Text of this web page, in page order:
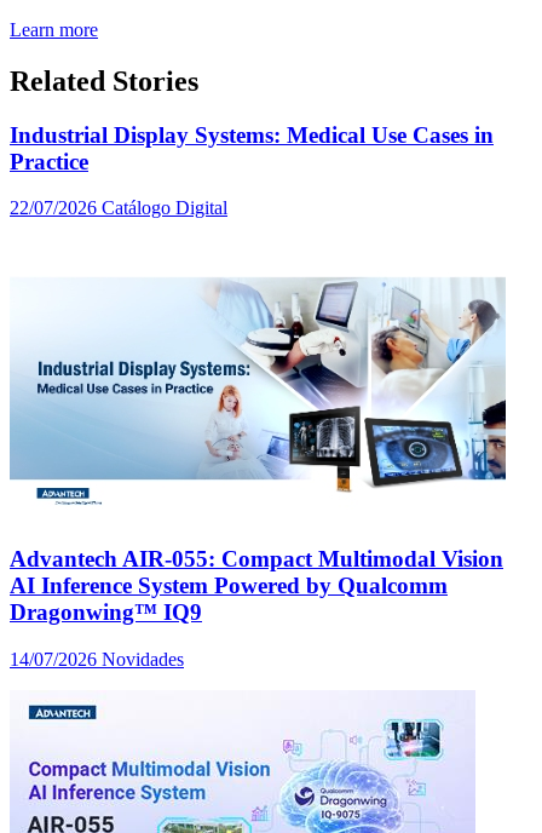
Learn more
Related Stories
Industrial Display Systems: Medical Use Cases in
Practice
22/07/2026 Catálogo Digital
Advantech AIR-055: Compact Multimodal Vision
AI Inference System Powered by Qualcomm
Dragonwing™ IQ9
14/07/2026 Novidades